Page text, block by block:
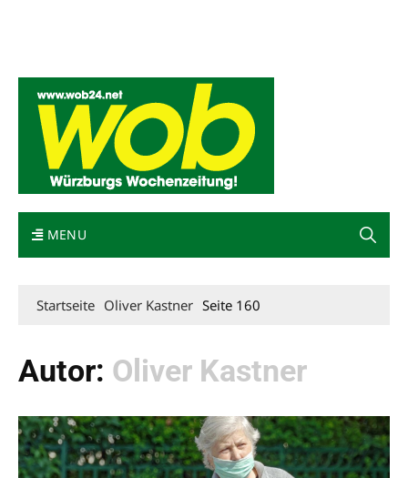
MENU
Startseite Oliver Kastner Seite 160
Autor: Oliver Kastner